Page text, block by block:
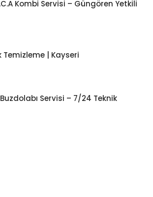
Kombi Servisi – Güngören Yetkili
Temizleme | Kayseri
Servisi – 7/24 Teknik